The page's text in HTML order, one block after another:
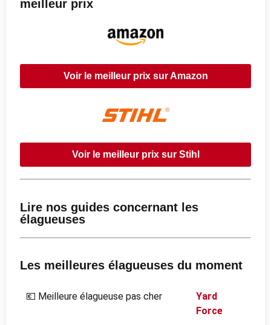
meilleur prix
Voir le meilleur prix sur Amazon
Voir le meilleur prix sur Stihl
Lire nos guides concernant les
élagueuses
Les meilleures élagueuses du moment
💶 Meilleure élagueuse pas cher
Yard
Force